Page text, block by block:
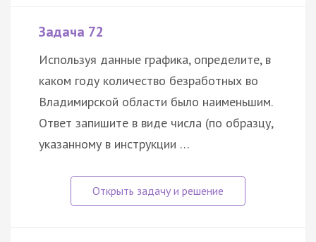
Задача 72
Используя данные графика, определите, в
каком году количество безработных во
Владимирской области было наименьшим.
Ответ запишите в виде числа (по образцу,
указанному в инструкции …